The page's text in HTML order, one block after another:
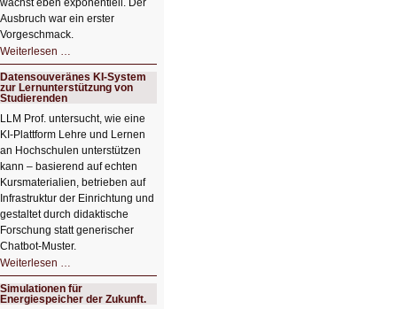
wächst eben exponentiell. Der
Ausbruch war ein erster
Vorgeschmack.
Weiterlesen …
Der
Ausbruch
der
KI
Datensouveränes KI-System
zur Lernunterstützung von
Studierenden
LLM Prof. untersucht, wie eine
KI‑Plattform Lehre und Lernen
an Hochschulen unterstützen
kann – basierend auf echten
Kursmaterialien, betrieben auf
Infrastruktur der Einrichtung und
gestaltet durch didaktische
Forschung statt generischer
Chatbot‑Muster.
Weiterlesen …
KI-
System
zur
Lernunterstützung
Simulationen für
Energiespeicher der Zukunft.